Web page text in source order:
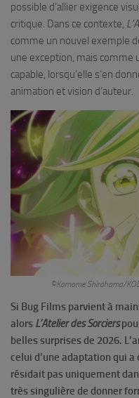
possible d’allier exigence
critique. Dans ce contexte,
comme un nouvel exemple
une exception, mais comme
capable, lorsqu’elle s’en
animation et vision d’auteur.
©Kamome Shirahama/
Si Bug Films parvient à
alors L’Atelier des Sorciers
belles surprises de 2026.
celui d’une adaptation qui
résidait pas uniquement
très singulière de donner